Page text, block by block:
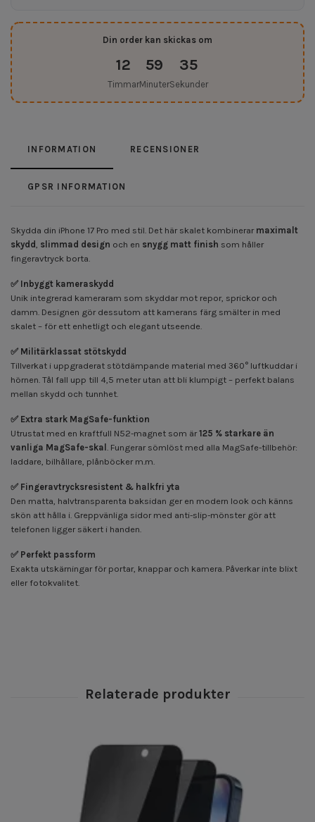
Din order kan skickas om
12
Timmar
59
Minuter
35
Sekunder
INFORMATION RECENSIONER
GPSR INFORMATION
Skydda din iPhone 17 Pro med stil. Det här skalet kombinerar maximalt
skydd slimmad design och en snygg matt finish som håller
fingeravtryck borta.
✅ Inbyggt kameraskydd
Unik integrerad kameraram som skyddar mot repor, sprickor och
damm. Designen gör dessutom att kamerans färg smälter in med
skalet – för ett enhetligt och elegant utseende.
✅ Militärklassat stötskydd
Tillverkat i uppgraderat stötdämpande material med 360° luftkuddar i
hörnen. Tål fall upp till 4,5 meter utan att bli klumpigt – perfekt balans
mellan skydd och tunnhet.
✅ Extra stark MagSafe-funktion
Utrustat med en kraftfull N52-magnet som är 125 % starkare än
vanliga MagSafe-skal . Fungerar sömlöst med alla MagSafe-tillbehör:
laddare, bilhållare, plånböcker m.m.
✅ Fingeravtrycksresistent & halkfri yta
Den matta, halvtransparenta baksidan ger en modern look och känns
skön att hålla i. Greppvänliga sidor med anti-slip-mönster gör att
telefonen ligger säkert i handen.
✅ Perfekt passform
Exakta utskärningar för portar, knappar och kamera. Påverkar inte blixt
eller foto­kvalitet.